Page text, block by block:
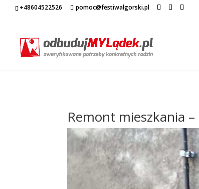
+48604522526 pomoc@festiwalgorski.pl
Remont mieszkania